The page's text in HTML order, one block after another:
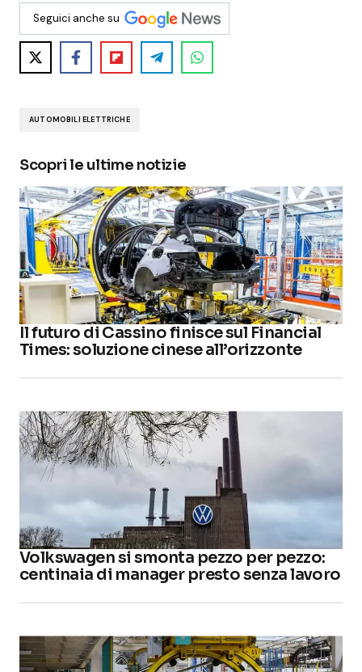
Seguici anche su
AUTOMOBILI ELETTRICHE
Scopri le ultime notizie
Il futuro di Cassino finisce sul Financial
Times: soluzione cinese all’orizzonte
Volkswagen si smonta pezzo per pezzo:
centinaia di manager presto senza lavoro